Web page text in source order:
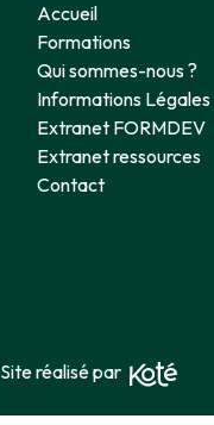
Accueil
Formations
Qui sommes-nous ?
Informations Légales
Extranet FORMDEV
Extranet ressources
Contact
Site réalisé par